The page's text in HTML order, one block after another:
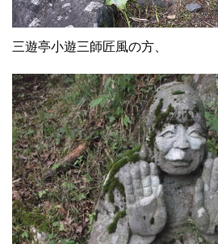
三遊亭小遊三師匠風の方、